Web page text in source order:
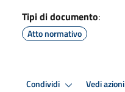
Tipi di documento:
Atto normativo
Condividi Vedi azioni